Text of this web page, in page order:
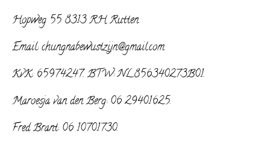
Hopweg 55 8313 RH Rutten.
Email: chungnabewustzijn@gmail.com
KvK: 65974247. BTW: NL856340273B01.
Maroesja van den Berg: 06 29401625.
Fred Brant: 06 10701730.